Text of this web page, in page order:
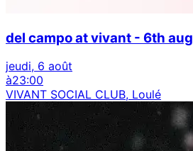
del campo at vivant - 6th aug
jeudi, 6 août
à23:00
VIVANT SOCIAL CLUB, Loulé